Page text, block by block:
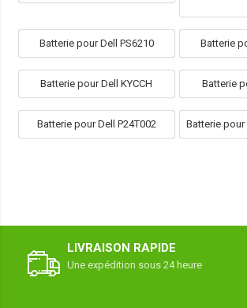
Batterie pour Dell PS6210 Batterie
Batterie pour Dell KYCCH Batterie
Batterie pour Dell P24T002 Batterie pour
LIVRAISON RAPIDE
Une expédition sous 24 heure